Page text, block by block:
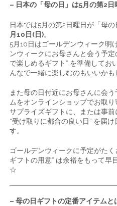
– 日本の「母の日」は5月の第2日
日本では5月の第2日曜日が「母
月10日(日)。
5月10日はゴールデンウィーク明
ンウィークにお母さんと会う予
で楽しめるギフト” を準備してお
んなで一緒に楽しむのもいいかも
また母の日付近にお母さんに会
ムをオンラインショップでお取
サプライズギフトに、または事
“受け取りに都合の良い日” を届
す。
ゴールデンウィークに予定がた
ギフトの用意” は余裕をもって早
☆
– 母の日ギフトの定番アイテムと